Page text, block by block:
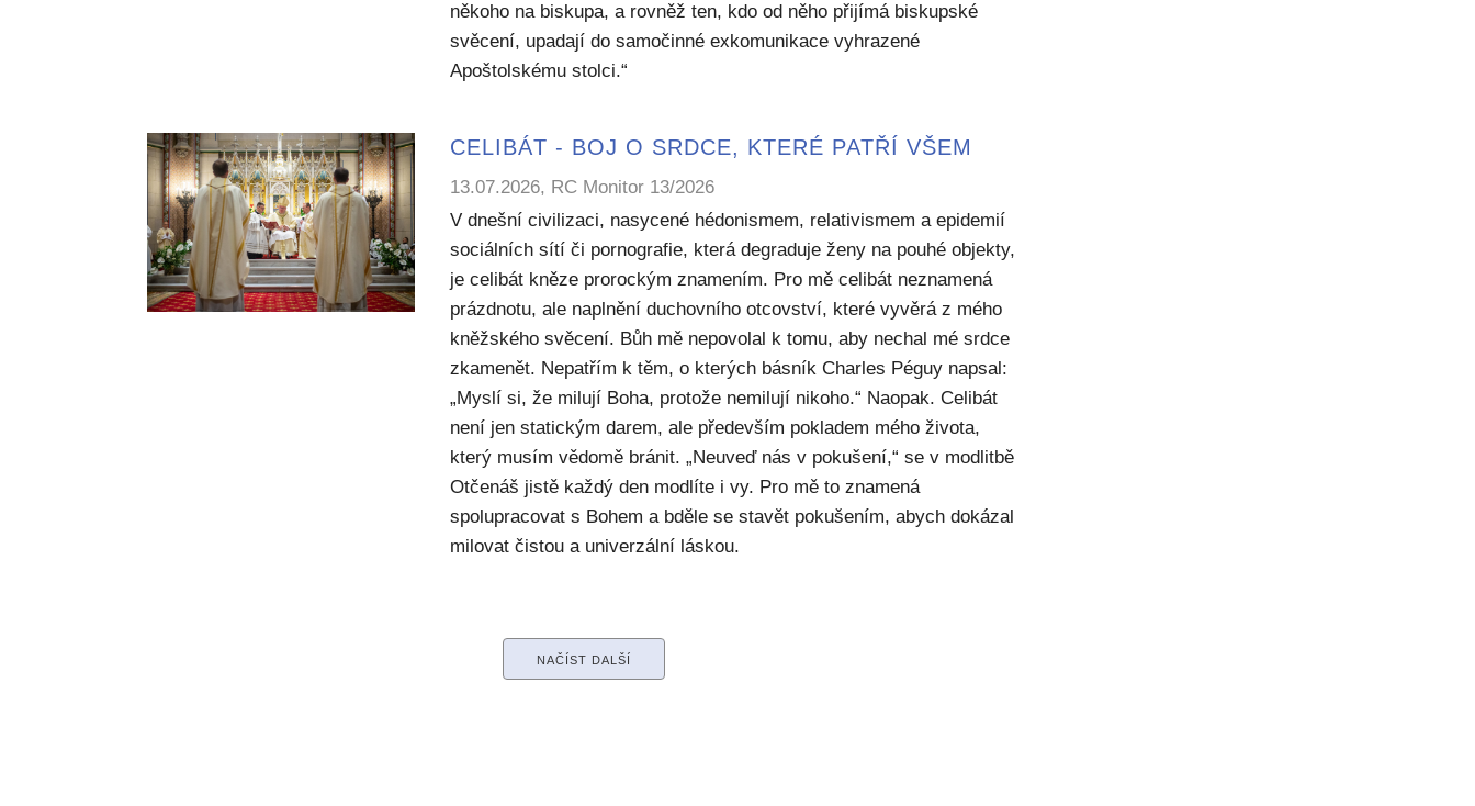
někoho na biskupa, a rovněž ten, kdo od něho přijímá biskupské
svěcení, upadají do samočinné exkomunikace vyhrazené
Apoštolskému stolci.“
CELIBÁT - BOJ O SRDCE, KTERÉ PATŘÍ VŠEM
13.07.2026, RC Monitor 13/2026
V dnešní civilizaci, nasycené hédonismem, relativismem a epidemií
sociálních sítí či pornografie, která degraduje ženy na pouhé objekty,
je celibát kněze prorockým znamením. Pro mě celibát neznamená
prázdnotu, ale naplnění duchovního otcovství, které vyvěrá z mého
kněžského svěcení. Bůh mě nepovolal k tomu, aby nechal mé srdce
zkamenět. Nepatřím k těm, o kterých básník Charles Péguy napsal:
„Myslí si, že milují Boha, protože nemilují nikoho.“ Naopak. Celibát
není jen statickým darem, ale především pokladem mého života,
který musím vědomě bránit. „Neuveď nás v pokušení,“ se v modlitbě
Otčenáš jistě každý den modlíte i vy. Pro mě to znamená
spolupracovat s Bohem a bděle se stavět pokušením, abych dokázal
milovat čistou a univerzální láskou.
NAČÍST DALŠÍ